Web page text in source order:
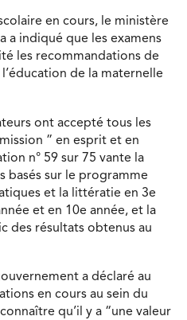
en cours, le ministère
a indiqué que les examens
les recommandations de
de la maternelle
ont accepté tous les
” en esprit et en
n° 59 sur 75 vante la
basés sur le programme
et la littératie en 3e
et en 10e année, et la
des résultats obtenus au
a déclaré au
en cours au sein du
qu’il y a “une valeur